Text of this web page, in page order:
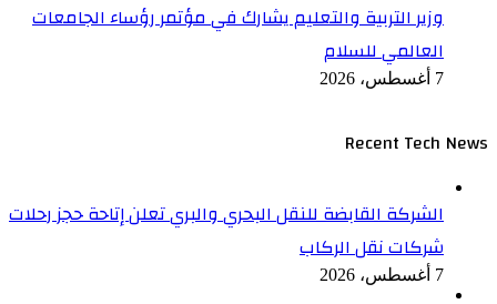
وزير التربية والتعليم يشارك في مؤتمر رؤساء الجامعات
العالمي للسلام
7 أغسطس، 2026
Recent Tech News
الشركة القابضة للنقل البحري والبري تعلن إتاحة حجز رحلات
شركات نقل الركاب
7 أغسطس، 2026